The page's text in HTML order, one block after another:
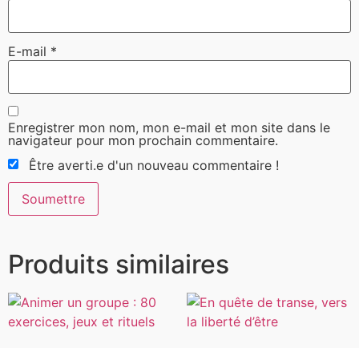
E-mail *
Enregistrer mon nom, mon e-mail et mon site dans le
navigateur pour mon prochain commentaire.
Être averti.e d'un nouveau commentaire !
Produits similaires